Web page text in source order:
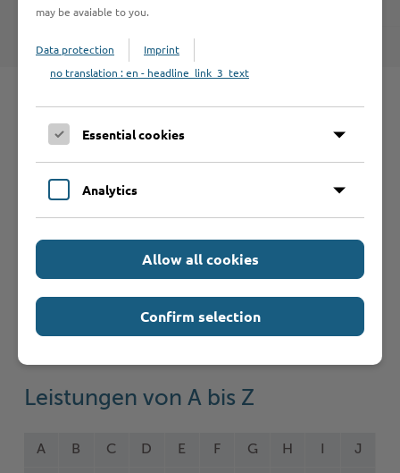
Formulare
Leistungen von A bis Z
A B C D E F G H J
may be avaiable to you.
Data protection
Imprint
no translation : en - headline_link_3_text
Essential cookies
Analytics
Allow all cookies
Confirm selection